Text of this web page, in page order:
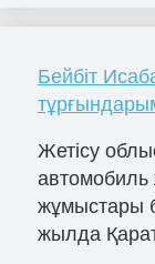
Бейбіт
Жетісу
жұмыстары
жылда